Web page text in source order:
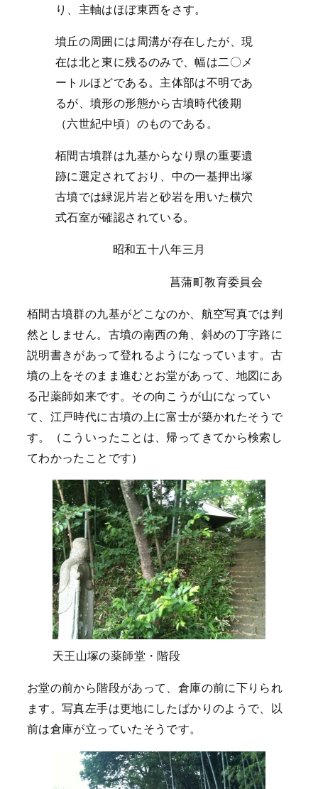
り、主軸はほぼ東西をさす。
墳丘の周囲には周溝が存在したが、現
在は北と東に残るのみで、幅は二〇メ
ートルほどである。主体部は不明であ
るが、墳形の形態から古墳時代後期
（六世紀中頃）のものである。
栢間古墳群は九基からなり県の重要遺
跡に選定されており、中の一基押出塚
古墳では緑泥片岩と砂岩を用いた横穴
式石室が確認されている。
昭和五十八年三月
菖蒲町教育委員会
栢間古墳群の九基がどこなのか、航空写真では判
然としません。古墳の南西の角、斜めの丁字路に
説明書きがあって登れるようになっています。古
墳の上をそのまま進むとお堂があって、地図にあ
る卍薬師如来です。その向こうが山になってい
て、江戸時代に古墳の上に富士が築かれたそうで
す。（こういったことは、帰ってきてから検索し
てわかったことです）
天王山塚の薬師堂・階段
お堂の前から階段があって、倉庫の前に下りられ
ます。写真左手は更地にしたばかりのようで、以
前は倉庫が立っていたそうです。